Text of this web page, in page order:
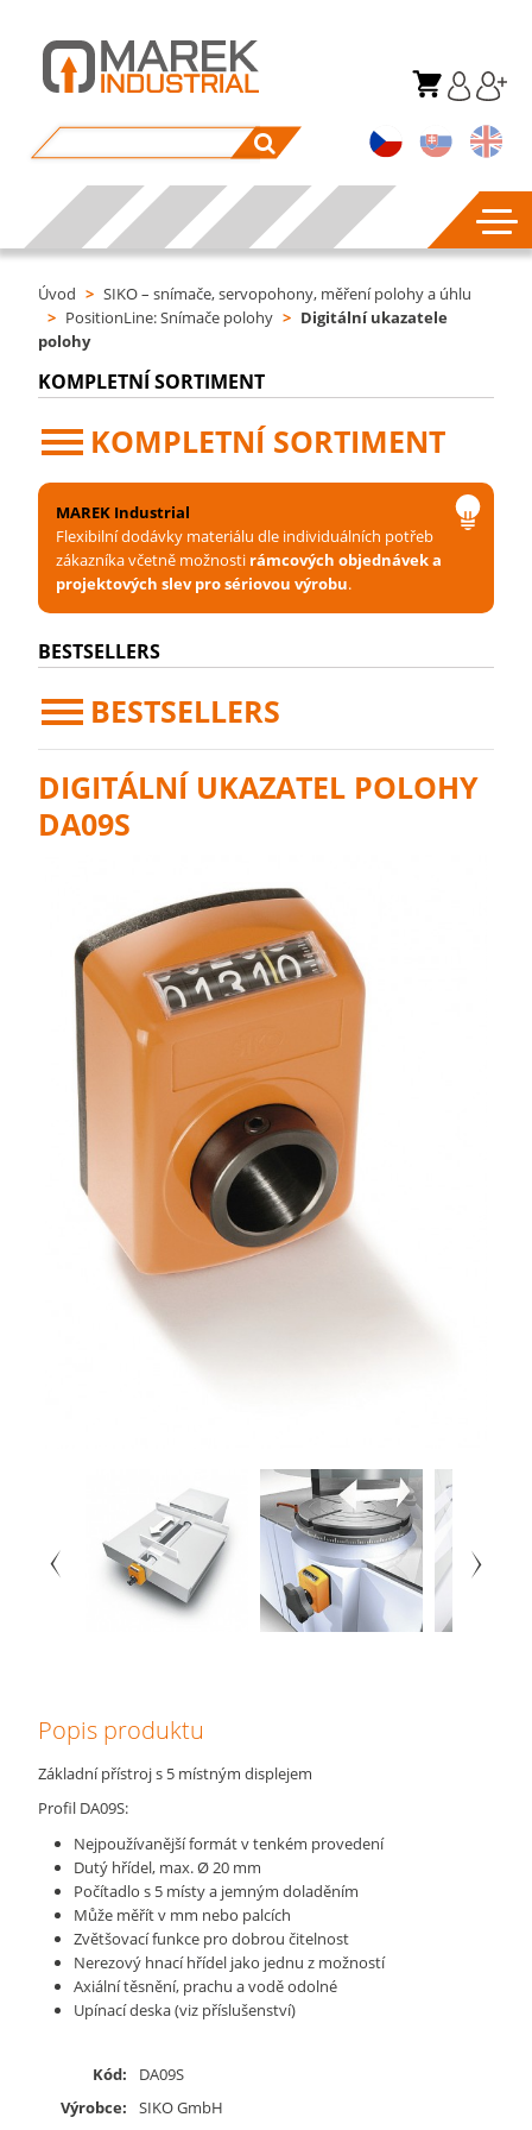
Úvod > SIKO – snímače, servopohony, měření polohy a úhlu
> PositionLine: Snímače polohy > Digitální ukazatele
polohy
KOMPLETNÍ SORTIMENT
KOMPLETNÍ SORTIMENT
MAREK Industrial
Flexibilní dodávky materiálu dle individuálních potřeb
zákazníka včetně možnosti rámcových objednávek a
projektových slev pro sériovou výrobu.
BESTSELLERS
BESTSELLERS
DIGITÁLNÍ UKAZATEL POLOHY
DA09S
Popis produktu
Základní přístroj s 5 místným displejem
Profil DA09S:
Nejpoužívanější formát v tenkém provedení
Dutý hřídel, max. Ø 20 mm
Počítadlo s 5 místy a jemným doladěním
Může měřít v mm nebo palcích
Zvětšovací funkce pro dobrou čitelnost
Nerezový hnací hřídel jako jednu z možností
Axiální těsnění, prachu a vodě odolné
Upínací deska (viz příslušenství)
Kód:
DA09S
Výrobce:
SIKO GmbH